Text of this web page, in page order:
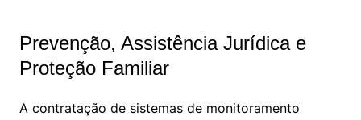
Prevenção, Assistência Jurídica e
Proteção Familiar
A contratação de sistemas de monitoramento